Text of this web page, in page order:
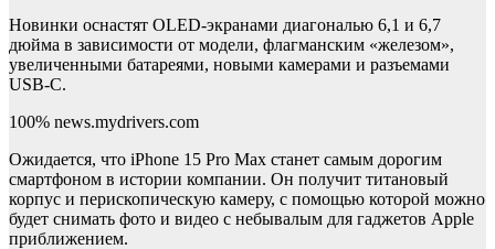
Новинки оснастят OLED-экранами диагональю 6,1 и 6,7
дюйма в зависимости от модели, флагманским «железом»,
увеличенными батареями, новыми камерами и разъемами
USB-C.
100% news.mydrivers.com
Ожидается, что iPhone 15 Pro Max станет самым дорогим
смартфоном в истории компании. Он получит титановый
корпус и перископическую камеру, с помощью которой можно
будет снимать фото и видео с небывалым для гаджетов Apple
приближением.